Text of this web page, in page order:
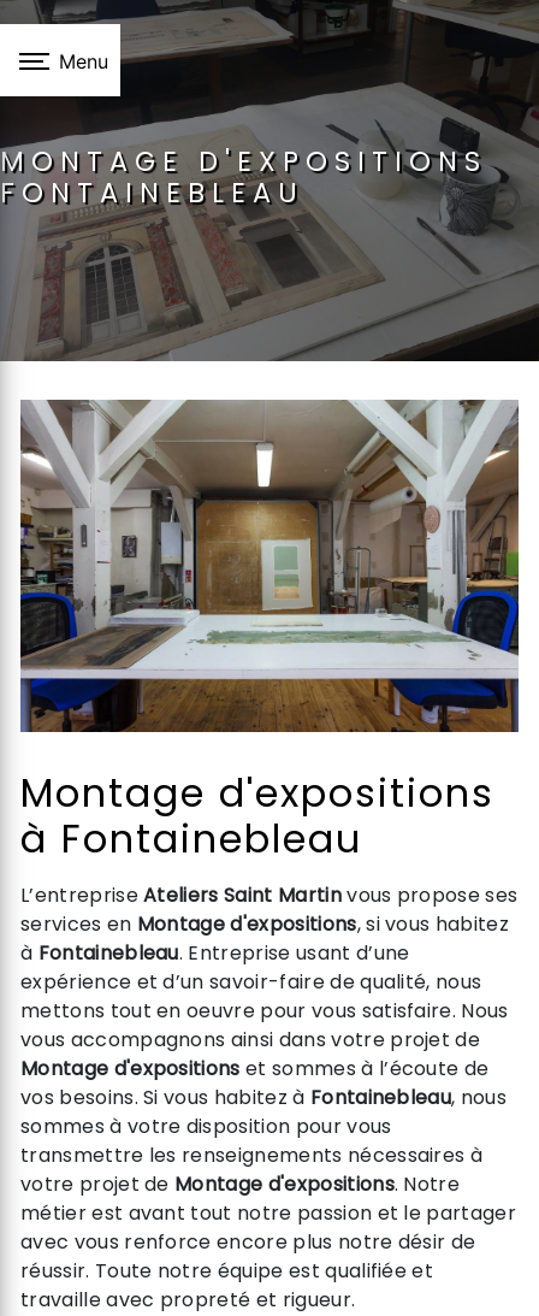
Menu
MONTAGE D'EXPOSITIONS
FONTAINEBLEAU
Montage d'expositions
à Fontainebleau
L’entrepriseAteliers Saint Martinvous propose ses
services en Montage d'expositions, si vous habitez
à Fontainebleau. Entreprise usant d’une
expérience et d’un savoir-faire de qualité, nous
mettons tout en oeuvre pour vous satisfaire. Nous
vous accompagnons ainsi dans votre projet de
Montage d'expositions et sommes à l’écoute de
vos besoins. Si vous habitez à Fontainebleau, nous
sommes à votre disposition pour vous
transmettre les renseignements nécessaires à
votre projet de Montage d'expositions. Notre
métier est avant tout notre passion et le partager
avec vous renforce encore plus notre désir de
réussir. Toute notre équipe est qualifiée et
travaille avec propreté et rigueur.
Panneau de gestion des cookies